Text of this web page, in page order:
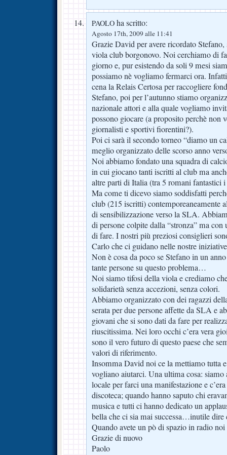
PAOLO ha scritto:
Agosto 17th, 2009 alle 11:41
Grazie David per avere ricordato
viola club borgonovo. Noi cerchiamo di
giorno e, pur esistendo da soli 9 mesi
possiamo nè vogliamo fermarci ora.
cena la Relais Certosa per raccogliere
Stefano, poi per l’autunno stiamo
nazionale attori e alla quale vogliamo
possono giocare (a proposito perchè non
giornalisti e sportivi fiorentini?).
Poi ci sarà il secondo torneo “diamo un
meglio organizzato delle scorso anno
Noi abbiamo fondato una squadra di
in cui giocano tanti iscritti al club ma
altre parti di Italia (tra 5 romani fantastici
Ma come ti dicevo siamo soddisfatti
club (215 iscritti) contemporeaneamente
di sensibilizzazione verso la SLA.
di persone colpite dalla “stronza” ma
di fare. I nostri più preziosi consiglieri
Carlo che ci guidano nelle nostre
Non è cosa da poco se Stefano in un
tante persone su questo problema…
Noi siamo tifosi della viola e crediamo
solidarietà senza accezioni, senza colori.
Abbiamo organizzato con dei ragazzi
serata per due persone affette da SLA e
giovani che si sono dati da fare per
riuscitissima. Nei loro occhi c’era vera
sono il vero futuro di questo paese che
valori di riferimento.
Insomma David noi ce la mettiamo tutta
vogliano aiutarci. Una ultima cosa: siamo
locale per farci una manifestazione e
discoteca; quando hanno saputo chi
musica e tutti ci hanno dedicato un
bella che ci sia mai successa…inutile dire
Quando avete un pò di spazio in radio
Grazie di nuovo
Paolo